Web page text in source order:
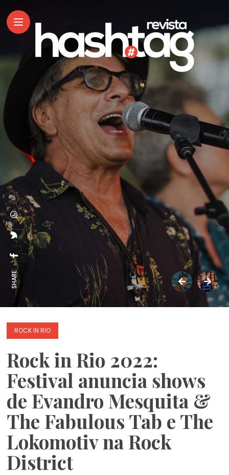
SHARE:
ROCK IN RIO
Rock in Rio 2022:
Festival anuncia shows
de Evandro Mesquita &
The Fabulous Tab e The
Lokomotiv na Rock
District